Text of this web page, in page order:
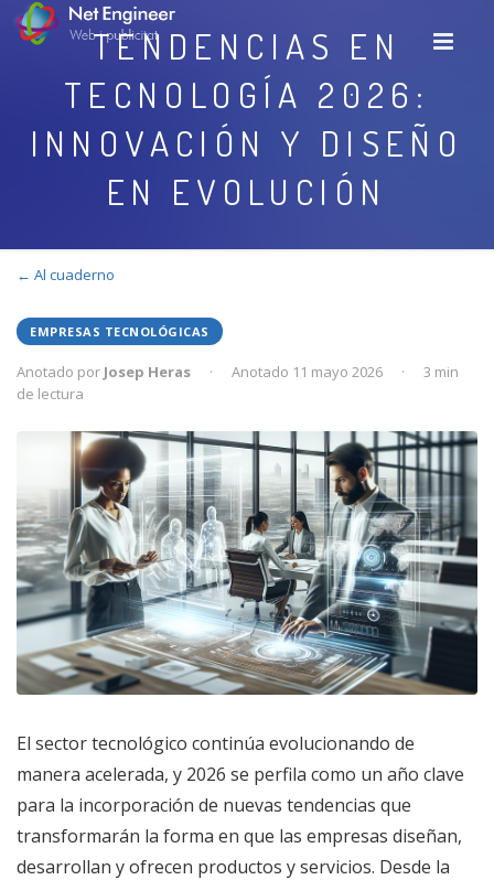
TENDENCIAS EN
TECNOLOGÍA 2026:
INNOVACIÓN Y DISEÑO
EN EVOLUCIÓN
← Al cuaderno
EMPRESAS TECNOLÓGICAS
Anotado por Josep Heras · Anotado 11 mayo 2026 ·
3 min
de lectura
El sector tecnológico continúa evolucionando de
manera acelerada, y 2026 se perfila como un año clave
para la incorporación de nuevas tendencias que
transformarán la forma en que las empresas diseñan,
desarrollan y ofrecen productos y servicios. Desde la